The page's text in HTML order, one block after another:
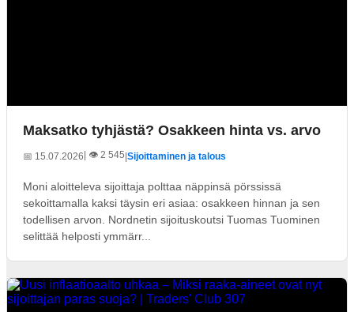
Maksatko tyhjästä? Osakkeen hinta vs. arvo
📅 15.07.2026 | 👁️ 2 545|Sijoittaminen ja talous
Moni aloitteleva sijoittaja polttaa näppinsä pörssissä
sekoittamalla kaksi täysin eri asiaa: osakkeen hinnan ja sen
todellisen arvon. Nordnetin sijoituskoutsi Tuomas Tuominen
selittää helposti ymmärr...